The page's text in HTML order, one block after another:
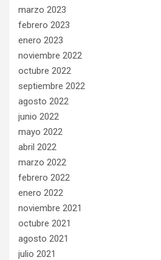
marzo 2023
febrero 2023
enero 2023
noviembre 2022
octubre 2022
septiembre 2022
agosto 2022
junio 2022
mayo 2022
abril 2022
marzo 2022
febrero 2022
enero 2022
noviembre 2021
octubre 2021
agosto 2021
julio 2021